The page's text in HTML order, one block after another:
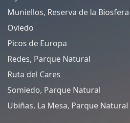
Muniellos, Reserva de la Biosfera
Oviedo
Picos de Europa
Redes, Parque Natural
Ruta del Cares
Somiedo, Parque Natural
Ubiñas, La Mesa, Parque Natural